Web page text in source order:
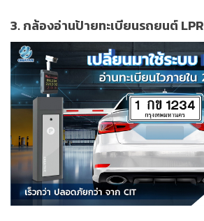
3. กล้องอ่านป้ายทะเบียนรถยนต์ LPR